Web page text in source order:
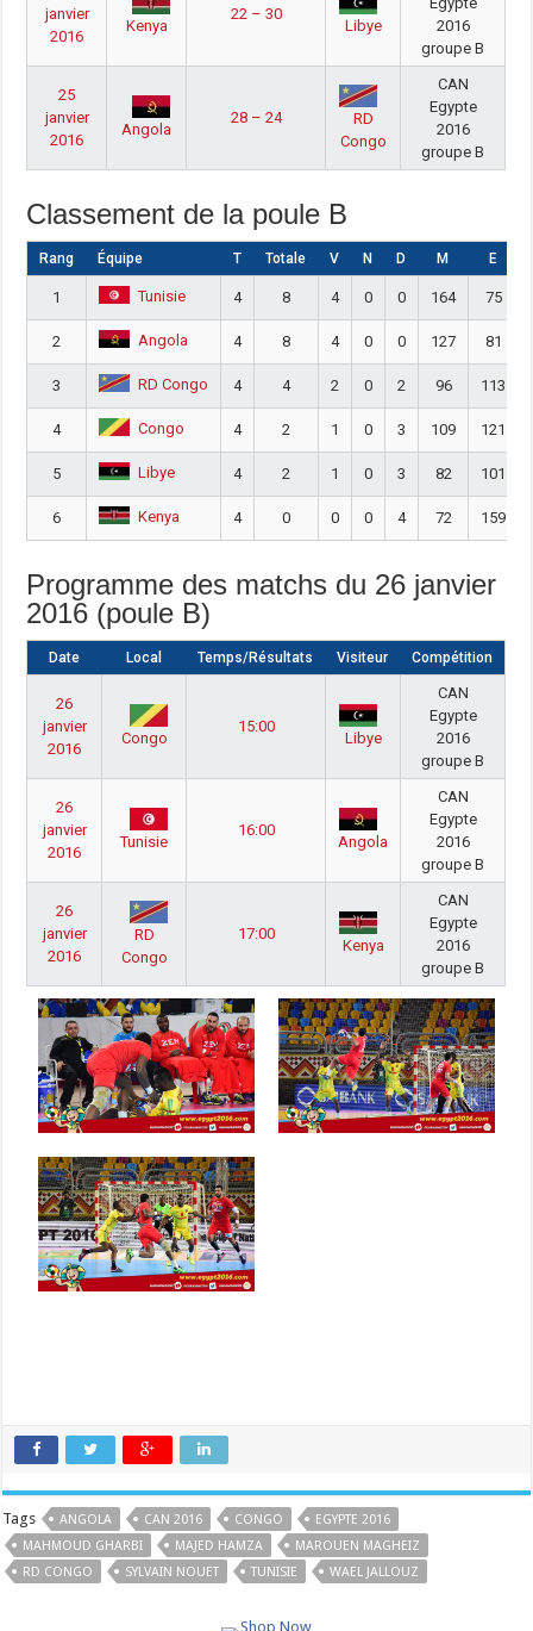
janvier
2016
Kenya
22 – 30
Libye
2016
groupe B
25
janvier
2016
Angola
28 – 24
RD
Congo
CAN
Egypte
2016
groupe B
Classement de la poule B
Rang Équipe T Totale V N D M E
1 Tunisie 4 8 4 0 0 164 75
2 Angola 4 8 4 0 0 127 81
3 RD Congo 4 4 2 0 2 96 113
4 Congo 4 2 1 0 3 109 121
5 Libye 4 2 1 0 3 82 101
6 Kenya 4 0 0 0 4 72 159
Programme des matchs du 26 janvier
2016 (poule B)
Date Local Temps/Résultats Visiteur Compétition
26
janvier
2016
Congo
15:00
Libye
CAN
Egypte
2016
groupe B
26
janvier
2016
Tunisie
16:00
Angola
CAN
Egypte
2016
groupe B
26
janvier
2016
RD
Congo
17:00
Kenya
CAN
Egypte
2016
groupe B
Tags ANGOLA CAN 2016 CONGO
EGYPTE 2016
MAHMOUD GHARBI
MAJED HAMZA
MAROUEN MAGHEIZ
RD CONGO
SYLVAIN NOUET TUNISIE WAEL JALLOUZ